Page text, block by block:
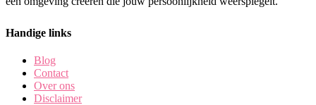
Handige links
Blog
Contact
Over ons
Disclaimer